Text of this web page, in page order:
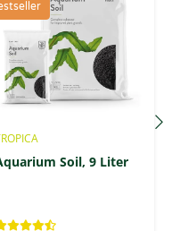
Soil, 9 Liter